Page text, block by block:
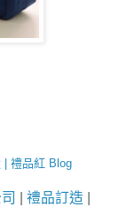
| 禮品紅 Blog
禮品訂造